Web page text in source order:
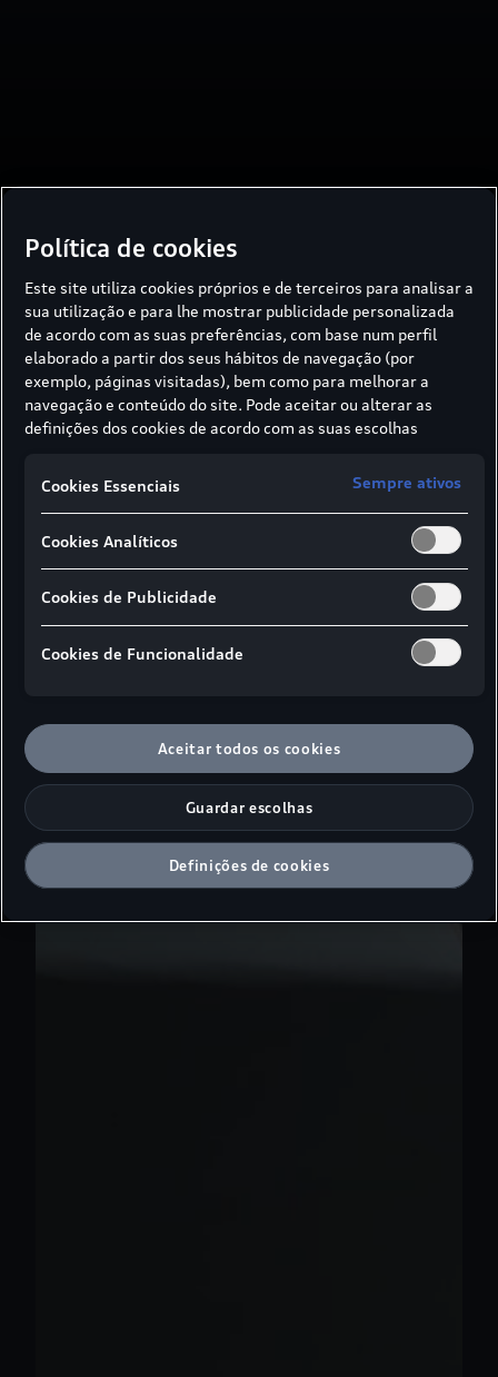
Design e equipamento
Design e Equipamento
Extremamente amplo.
O Audi RS 5 Avant¹ impressiona com presença
Política de cookies
Este site utiliza cookies próprios e de terceiros para analisar a
sua utilização e para lhe mostrar publicidade personalizada
de acordo com as suas preferências, com base num perfil
elaborado a partir dos seus hábitos de navegação (por
exemplo, páginas visitadas), bem como para melhorar a
navegação e conteúdo do site. Pode aceitar ou alterar as
definições dos cookies de acordo com as suas escolhas
informações sobre como a SIVA recolhe e trata cookies,
consulte a Política de cookies
Cookies Essenciais Sempre ativos
Cookies Analíticos
Cookies de Publicidade
Cookies de Funcionalidade
Aceitar todos os cookies
Guardar escolhas
Definições de cookies